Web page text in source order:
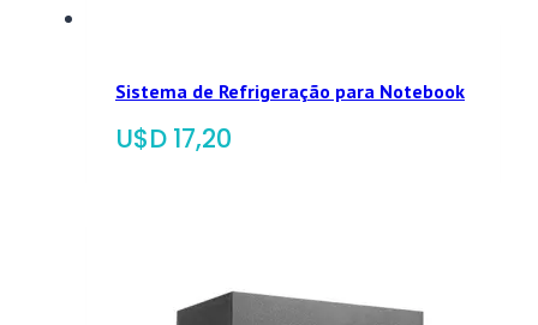
Sistema de Refrigeração para Notebook
$ 17,20